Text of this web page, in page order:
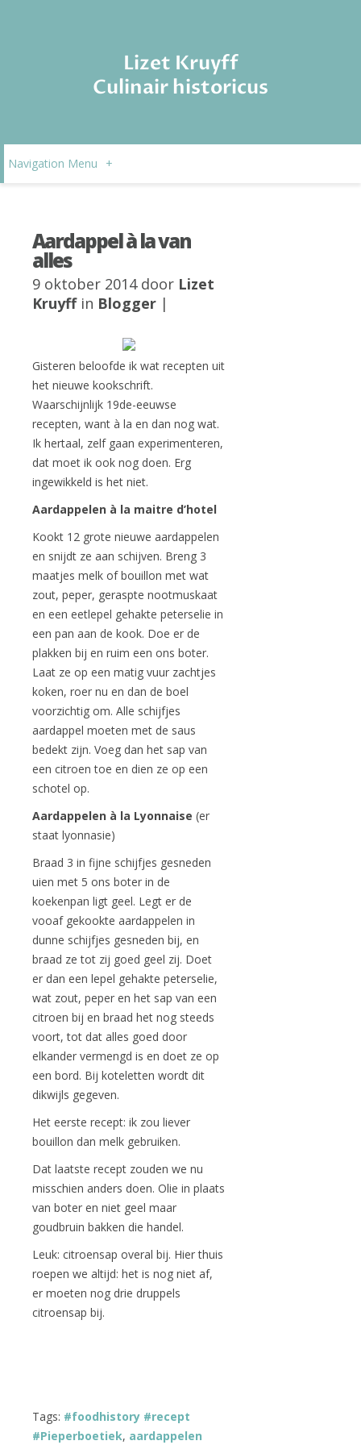
Lizet Kruyff
Culinair historicus
Navigation Menu +
Aardappel à la van
alles
9 oktober 2014 door Lizet
Kruyffin Blogger |
Gisteren beloofde ik wat recepten uit
het nieuwe kookschrift.
Waarschijnlijk 19de-eeuwse
recepten, want à la en dan nog wat.
Ik hertaal, zelf gaan experimenteren,
dat moet ik ook nog doen. Erg
ingewikkeld is het niet.
Aardappelen à la maitre d’hotel
Kookt 12 grote nieuwe aardappelen
en snijdt ze aan schijven. Breng 3
maatjes melk of bouillon met wat
zout, peper, geraspte nootmuskaat
en een eetlepel gehakte peterselie in
een pan aan de kook. Doe er de
plakken bij en ruim een ons boter.
Laat ze op een matig vuur zachtjes
koken, roer nu en dan de boel
voorzichtig om. Alle schijfjes
aardappel moeten met de saus
bedekt zijn. Voeg dan het sap van
een citroen toe en dien ze op een
schotel op.
Aardappelen à la Lyonnaise (er
staat lyonnasie)
Braad 3 in fijne schijfjes gesneden
uien met 5 ons boter in de
koekenpan ligt geel. Legt er de
vooaf gekookte aardappelen in
dunne schijfjes gesneden bij, en
braad ze tot zij goed geel zij. Doet
er dan een lepel gehakte peterselie,
wat zout, peper en het sap van een
citroen bij en braad het nog steeds
voort, tot dat alles goed door
elkander vermengd is en doet ze op
een bord. Bij koteletten wordt dit
dikwijls gegeven.
Het eerste recept: ik zou liever
bouillon dan melk gebruiken.
Dat laatste recept zouden we nu
misschien anders doen. Olie in plaats
van boter en niet geel maar
goudbruin bakken die handel.
Leuk: citroensap overal bij. Hier thuis
roepen we altijd: het is nog niet af,
er moeten nog drie druppels
citroensap bij.
Tags: #foodhistory #recept
#Pieperboetiek, aardappelen